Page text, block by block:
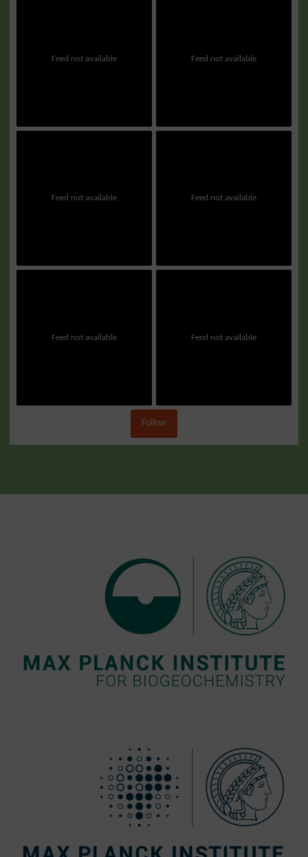
Feed not available Feed not available
Feed not available Feed not available
Feed not available Feed not available
Follow